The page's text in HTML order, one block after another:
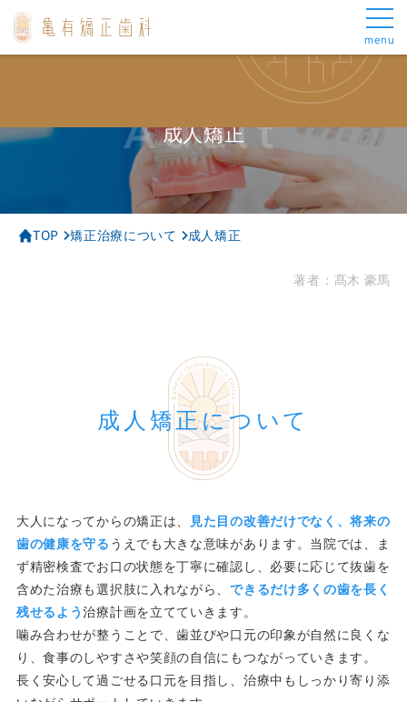
menu
メインメニュー
スタッフ紹介
よくあるご質問
成人矯正
表側矯正
部分矯正
小児矯正
矯正中の治療について
噛み合わせが深い
症例集
医療費控除
プライバシーポリシー
アクセシビリティ方針
届出施設基準
成人矯正
Adult
TOP 矯正治療について 成人矯正
著者： 髙木 豪馬
成人矯正について
大人になってからの矯正は、 見た目の改善だけでなく、将来の
歯の健康を守る うえでも大きな意味があります。当院では、ま
ず精密検査でお口の状態を丁寧に確認し、必要に応じて抜歯を
含めた治療も選択肢に入れながら、できるだけ多くの歯を長く
残せるよう治療計画を立てていきます。
噛み合わせが整うことで、歯並びや口元の印象が自然に良くな
り、食事のしやすさや笑顔の自信にもつながっていきます。
長く安心して過ごせる口元を目指し、治療中もしっかり寄り添